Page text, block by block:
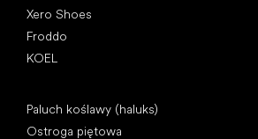
Xero Shoes
Froddo
KOEL
Paluch koślawy (haluks)
Ostroga piętowa